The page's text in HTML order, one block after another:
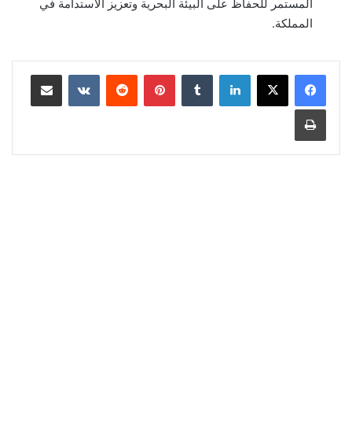
المستمر للحفاظ على البيئة البحرية وتعزيز الاستدامة في
المملكة.
لينكدإن بينتيريست